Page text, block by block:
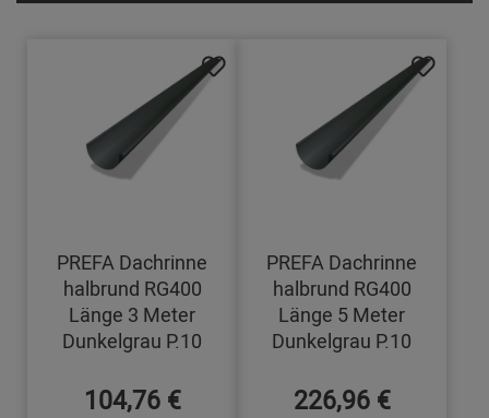
PREFA Dachrinne
halbrund RG400
Länge 3 Meter
Dunkelgrau P.10
104,76 €
PREFA Dachrinne
halbrund RG400
Länge 5 Meter
Dunkelgrau P.10
226,96 €